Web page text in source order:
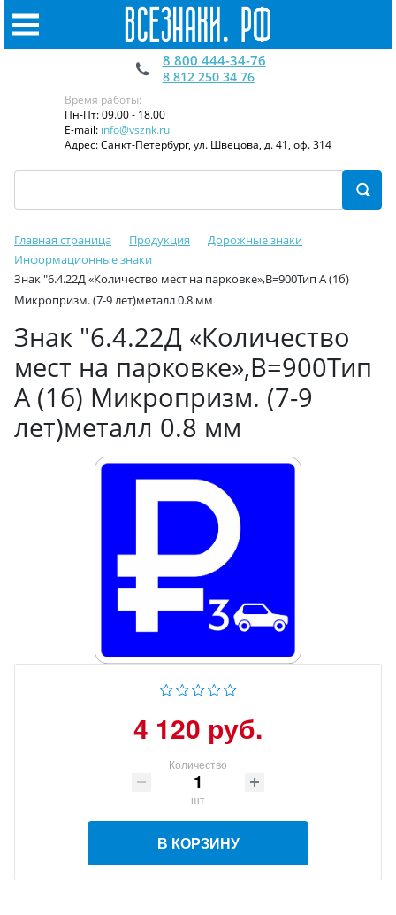
8 800 444-34-76
8 812 250 34 76
Время работы:
Пн-Пт: 09.00 - 18.00
E-mail: info@vsznk.ru
Адрес: Санкт-Петербург, ул. Швецова, д. 41, оф. 314
Главная страница Продукция
Дорожные знаки
Информационные знаки
Знак "6.4.22Д «Количество мест на парковке»,B=900Тип А (1б)
Микропризм. (7-9 лет)металл 0.8 мм
Знак "6.4.22Д «Количество
мест на парковке»,B=900Тип
А (1б) Микропризм. (7-9
лет)металл 0.8 мм
4 120 руб.
Количество
шт
В КОРЗИНУ